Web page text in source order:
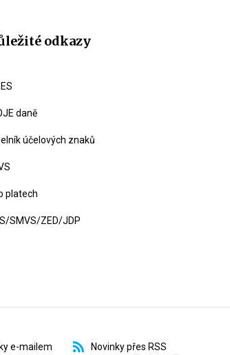
odkazy
daně
účelových znaků
platech
SMVS/ZED/JDP
e-mailem Novinky přes RSS